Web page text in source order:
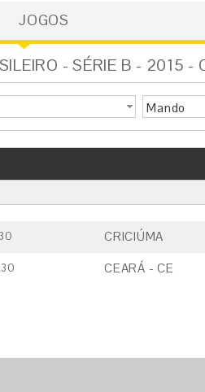
JOGOS
- SÉRIE B - 2015 -
Mando
CRICIÚMA
CEARÁ - CE